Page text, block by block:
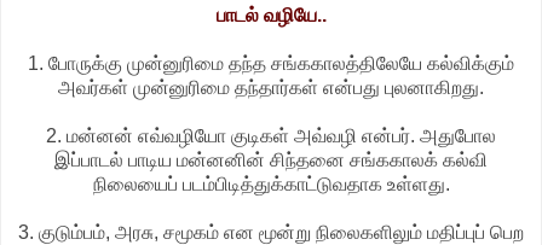
பாடல் வழியே..
1. போருக்கு முன்னுரிமை தந்த சங்ககாலத்திலேயே கல்விக்கும்
அவர்கள் முன்னுரிமை தந்தார்கள் என்பது புலனாகிறது.
2. மன்னன் எவ்வழியோ குடிகள் அவ்வழி என்பர். அதுபோல
இப்பாடல் பாடிய மன்னனின் சிந்தனை சங்ககாலக் கல்வி
நிலையைப் படம்பிடித்துக்காட்டுவதாக உள்ளது.
3. குடும்பம், அரசு, சமூகம் என மூன்று நிலைகளிலும் மதிப்புப் பெற